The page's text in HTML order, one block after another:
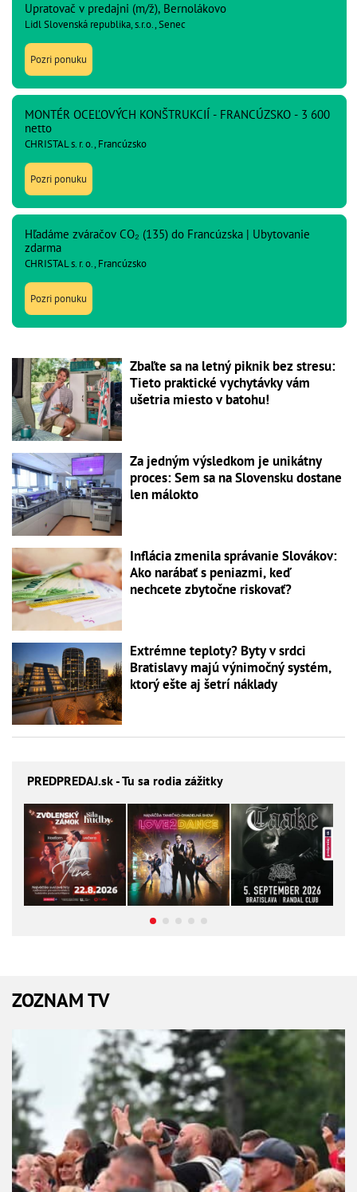
Upratovač v predajni (m/ž), Bernolákovo
Lidl Slovenská republika, s.r.o., Senec
Pozri ponuku
MONTÉR OCEĽOVÝCH KONŠTRUKCIÍ - FRANCÚZSKO - 3 600
netto
CHRISTAL s. r. o., Francúzsko
Pozri ponuku
Hľadáme zváračov CO₂ (135) do Francúzska | Ubytovanie
zdarma
CHRISTAL s. r. o., Francúzsko
Pozri ponuku
Zbaľte sa na letný piknik bez stresu:
Tieto praktické vychytávky vám
ušetria miesto v batohu!
Za jedným výsledkom je unikátny
proces: Sem sa na Slovensku dostane
len málokto
Inflácia zmenila správanie Slovákov:
Ako narábať s peniazmi, keď
nechcete zbytočne riskovať?
Extrémne teploty? Byty v srdci
Bratislavy majú výnimočný systém,
ktorý ešte aj šetrí náklady
PREDPREDAJ.sk - Tu sa rodia zážitky
ZOZNAM TV